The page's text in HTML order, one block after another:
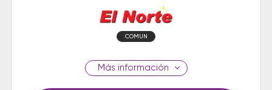
COMUN
información